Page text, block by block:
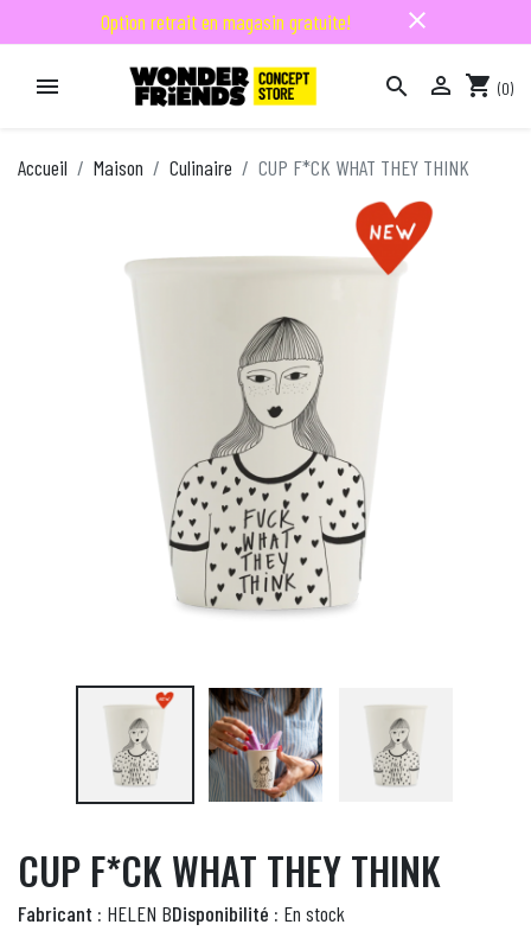
Option retrait en magasin gratuite! close
   shopping_cart (0)
Accueil Maison Culinaire CUP F*CK WHAT THEY THINK
CUP F*CK WHAT THEY THINK
Fabricant : HELEN BDisponibilité : En stock